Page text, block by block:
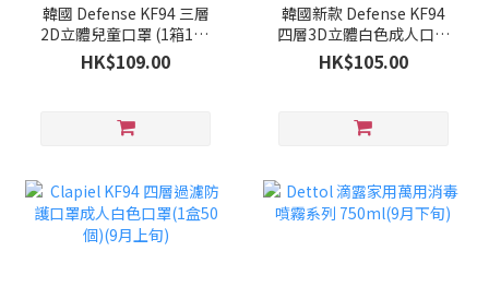
韓國 Defense KF94 三層
2D立體兒童口罩 (1箱100
個)(9月下旬)
HK$109.00
韓國新款 Defense KF94
四層3D立體白色成人口罩
(1箱100個)(9月下旬)
HK$105.00